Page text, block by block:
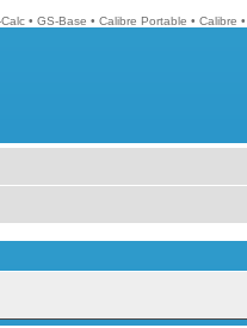
• GS-Base • Calibre Portable • Calibre •